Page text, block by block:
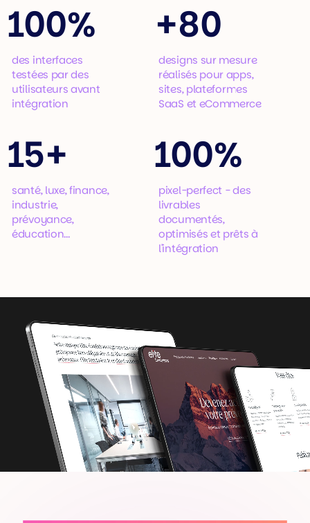
100%
des interfaces
testées par des
utilisateurs avant
intégration
+80
designs sur mesure
réalisés pour apps,
sites, plateformes
SaaS et eCommerce
15+
santé, luxe, finance,
industrie,
prévoyance,
éducation...
100%
pixel-perfect - des
livrables
documentés,
optimisés et prêts à
l'intégration